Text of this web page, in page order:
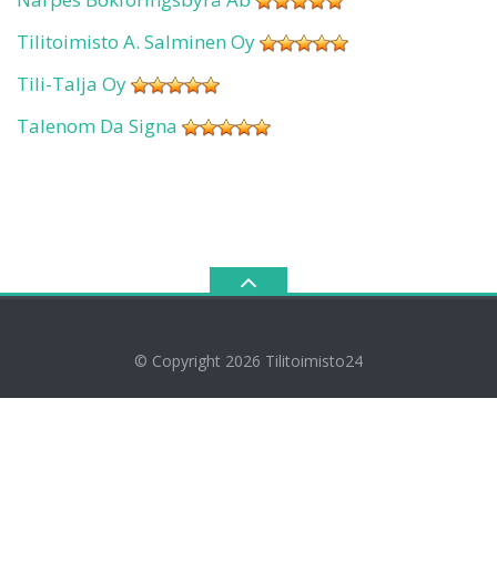
Tilitoimisto A. Salminen Oy
Tili-Talja Oy
Talenom Da Signa
© Copyright 2026 Tilitoimisto24